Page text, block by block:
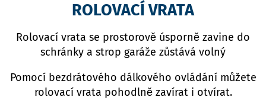
ROLOVACÍ VRATA
Rolovací vrata se prostorově úsporně zavine do
schránky a strop garáže zůstává volný
Pomocí bezdrátového dálkového ovládání můžete
rolovací vrata pohodlně zavírat i otvírat.